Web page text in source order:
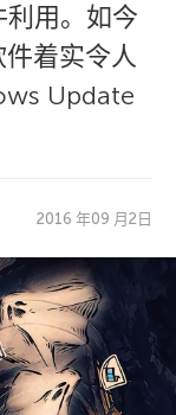
用。如今
件着实令人
Update
2016 年09 月2日